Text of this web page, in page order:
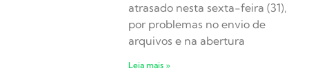
atrasado nesta sexta-feira (31),
por problemas no envio de
arquivos e na abertura
Leia mais »